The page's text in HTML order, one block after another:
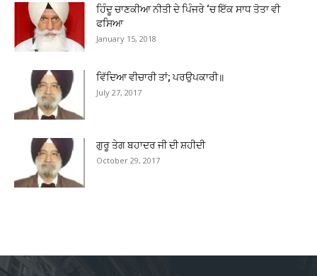
ਹਿੰਦੂ ਚਾਣਕੀਆ ਨੀਤੀ ਦੇ ਪਿੰਜਰੇ ‘ਚ ਇੱਕ ਸਾਧ ਤੋਤਾ ਵੀ
ਫਸਿਆ
January 15, 2018
ਵਿੱਦਿਆ ਵੀਚਾਰੀ ਤਾਂ; ਪਰਉਪਕਾਰੀ॥
July 27, 2017
ਗੁਰੂ ਤੇਗ ਬਹਾਦਰ ਜੀ ਦੀ ਸ਼ਹੀਦੀ
October 29, 2017